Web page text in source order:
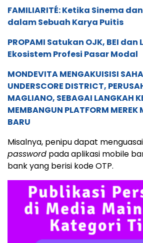
FAMILIARITÉ: Ketika Sinema
dalam Sebuah Karya Puitis
PROPAMI Satukan OJK, BEI dan
Ekosistem Profesi Pasar Modal
MONDEVITA MENGAKUISISI
UNDERSCORE DISTRICT,
MAGLIANO, SEBAGAI LANGKAH
MEMBANGUN PLATFORM MEREK
BARU
Misalnya, penipu dapat menguasai
password pada aplikasi mobile
bank yang berisi kode OTP.